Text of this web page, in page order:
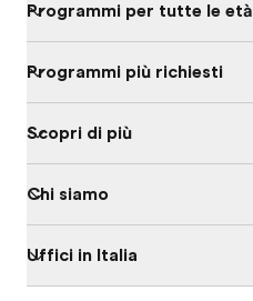
Programmi per tutte le età
Programmi più richiesti
Scopri di più
Chi siamo
Uffici in Italia